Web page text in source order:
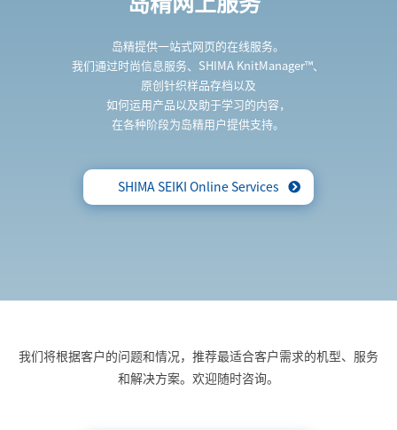
岛精提供一站式网页的在线服务。
我们通过时尚信息服务、SHIMA KnitManager™、
原创针织样品存档以及
如何运用产品以及助于学习的内容，
在各种阶段为岛精用户提供支持。
SHIMA SEIKI Online Services
我们将根据客户的问题和情况，推荐最适合客户需求的机型、服务
和解决方案。欢迎随时咨询。